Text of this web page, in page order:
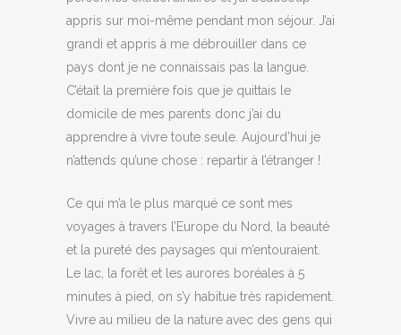
appris sur moi-même pendant mon séjour. J’ai
grandi et appris à me débrouiller dans ce
pays dont je ne connaissais pas la langue.
C’était la première fois que je quittais le
domicile de mes parents donc j’ai du
apprendre à vivre toute seule. Aujourd’hui je
n’attends qu’une chose : repartir à l’étranger !
Ce qui m’a le plus marqué ce sont mes
voyages à travers l’Europe du Nord, la beauté
et la pureté des paysages qui m’entouraient.
Le lac, la forêt et les aurores boréales à 5
minutes à pied, on s’y habitue très rapidement.
Vivre au milieu de la nature avec des gens qui